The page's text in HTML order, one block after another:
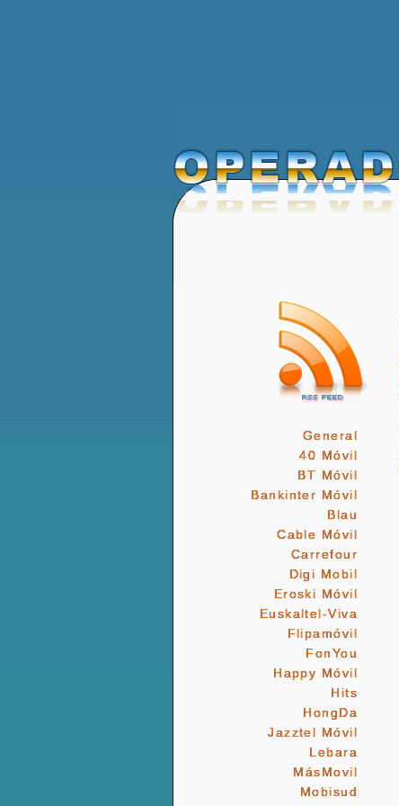
General
40 Móvil
BT Móvil
Bankinter Móvil
Blau
Cable Móvil
Carrefour
Digi Mobil
Eroski Móvil
Euskaltel-Viva
Flipamóvil
FonYou
Happy Móvil
Hits
HongDa
Jazztel Móvil
Lebara
MásMovil
Mobisud